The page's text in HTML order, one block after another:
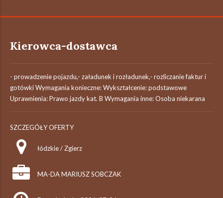
Kierowca-dostawca
- prowadzenie pojazdu,- załadunek i rozładunek,- rozliczanie faktur i
gotówki Wymagania konieczne: Wykształcenie: podstawowe
Uprawnienia: Prawo jazdy kat. B Wymagania inne: Osoba niekarana
SZCZEGÓŁY OFERTY
łódzkie / Zgierz
MA-DA MARIUSZ SOBCZAK